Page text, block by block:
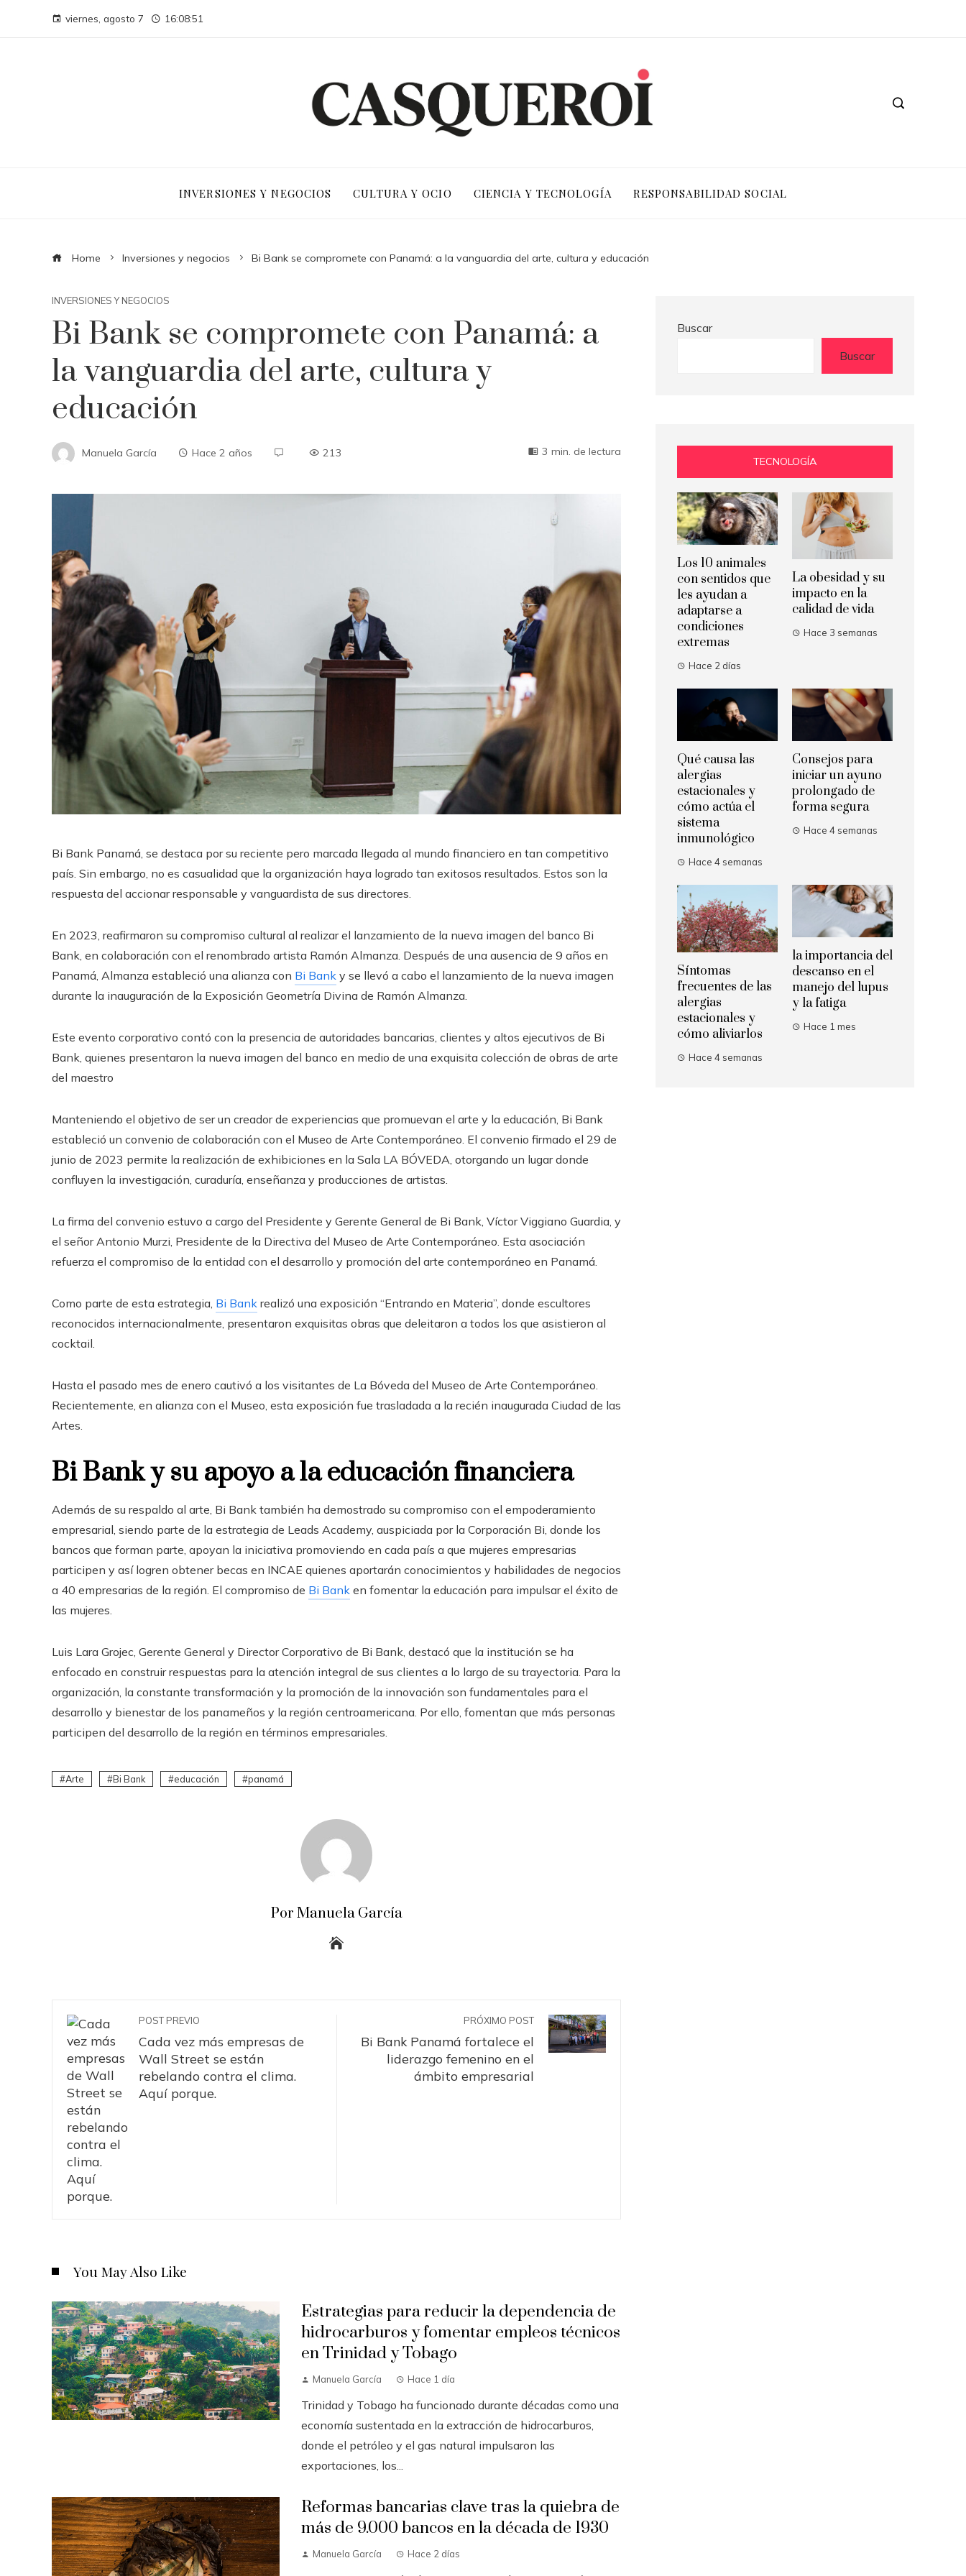
viernes, agosto 7 16:08:52
INVERSIONES Y NEGOCIOS CULTURA Y OCIO CIENCIA Y TECNOLOGÍA RESPONSABILIDAD SOCIAL
Home Inversiones y negocios Bi Bank se compromete con Panamá: a la vanguardia del arte, cultura y educación
INVERSIONES Y NEGOCIOS
Bi Bank se compromete con Panamá: a
la vanguardia del arte, cultura y
educación
Manuela García Hace 2 años 213 3 min. de lectura
Bi Bank Panamá, se destaca por su reciente pero marcada llegada al mundo financiero en tan competitivo
país. Sin embargo, no es casualidad que la organización haya logrado tan exitosos resultados. Estos son la
respuesta del accionar responsable y vanguardista de sus directores.
En 2023, reafirmaron su compromiso cultural al realizar el lanzamiento de la nueva imagen del banco Bi
Bank, en colaboración con el renombrado artista Ramón Almanza. Después de una ausencia de 9 años en
Panamá, Almanza estableció una alianza con Bi Bank y se llevó a cabo el lanzamiento de la nueva imagen
durante la inauguración de la Exposición Geometría Divina de Ramón Almanza.
Este evento corporativo contó con la presencia de autoridades bancarias, clientes y altos ejecutivos de Bi
Bank, quienes presentaron la nueva imagen del banco en medio de una exquisita colección de obras de arte
del maestro
Manteniendo el objetivo de ser un creador de experiencias que promuevan el arte y la educación , Bi Bank
estableció un convenio de colaboración con el Museo de Arte Contemporáneo . El convenio firmado el 29 de
junio de 2023 permite la realización de exhibiciones en la Sala LA BÓVEDA, otorgando un lugar donde
confluyen la investigación, curaduría, enseñanza y producciones de artistas.
La firma del convenio estuvo a cargo del Presidente y Gerente General de Bi Bank, Víctor Viggiano Guardia, y
el señor Antonio Murzi, Presidente de la Directiva del Museo de Arte Contemporáneo. Esta asociación
refuerza el compromiso de la entidad con el desarrollo y promoción del arte contemporáneo en Panamá.
Como parte de esta estrategia, Bi Bank realizó una exposición “Entrando en Materia”, donde escultores
reconocidos internacionalmente, presentaron exquisitas obras que deleitaron a todos los que asistieron al
cocktail.
Hasta el pasado mes de enero cautivó a los visitantes de La Bóveda del Museo de Arte Contemporáneo.
Recientemente, en alianza con el Museo, esta exposición fue trasladada a la recién inaugurada Ciudad de las
Artes.
Bi Bank y su apoyo a la educación financiera
Además de su respaldo al arte, Bi Bank también ha demostrado su compromiso con el empoderamiento
empresarial , siendo parte de la estrategia de Leads Academy, auspiciada por la Corporación Bi, donde los
bancos que forman parte, apoyan la iniciativa promoviendo en cada país a que mujeres empresarias
participen y así logren obtener becas en INCAE quienes aportarán conocimientos y habilidades de negocios
a 40 empresarias de la región. El compromiso de Bi Bank en fomentar la educación para impulsar el éxito de
las mujeres.
Luis Lara Grojec, Gerente General y Director Corporativo de Bi Bank, destacó que la institución se ha
enfocado en construir respuestas para la atención integral de sus clientes a lo largo de su trayectoria. Para la
organización, la constante transformación y la promoción de la innovación son fundamentales para el
desarrollo y bienestar de los panameños y la región centroamericana. Por ello, fomentan que más personas
participen del desarrollo de la región en términos empresariales.
Arte Bi Bank educación panamá
Por Manuela García
POST PREVIO
Cada vez más empresas de
Wall Street se están
rebelando contra el clima.
Aquí porque.
PRÓXIMO POST
Bi Bank Panamá fortalece el
liderazgo femenino en el
ámbito empresarial
You May Also Like
Estrategias para reducir la dependencia de
hidrocarburos y fomentar empleos técnicos
en Trinidad y Tobago
Manuela García Hace 1 día
Trinidad y Tobago ha funcionado durante décadas como una
economía sustentada en la extracción de hidrocarburos,
donde el petróleo y el gas natural impulsaron las
exportaciones, los...
Reformas bancarias clave tras la quiebra de
más de 9.000 bancos en la década de 1930
Manuela García Hace 2 días
Buscar
Buscar
TECNOLOGÍA
Los 10 animales
con sentidos que
les ayudan a
adaptarse a
condiciones
extremas
Hace 2 días
La obesidad y su
impacto en la
calidad de vida
Hace 3 semanas
Qué causa las
alergias
estacionales y
cómo actúa el
sistema
inmunológico
Hace 4 semanas
Consejos para
iniciar un ayuno
prolongado de
forma segura
Hace 4 semanas
Síntomas
frecuentes de las
alergias
estacionales y
cómo aliviarlos
Hace 4 semanas
la importancia del
descanso en el
manejo del lupus
y la fatiga
Hace 1 mes